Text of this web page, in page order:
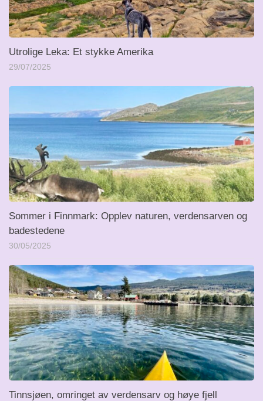
Utrolige Leka: Et stykke Amerika
29/07/2025
Sommer i Finnmark: Opplev naturen, verdensarven og
badestedene
30/05/2025
Tinnsjøen, omringet av verdensarv og høye fjell